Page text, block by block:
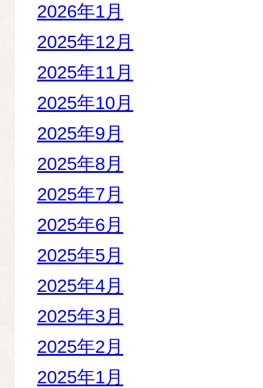
2026年1月
2025年12月
2025年11月
2025年10月
2025年9月
2025年8月
2025年7月
2025年6月
2025年5月
2025年4月
2025年3月
2025年2月
2025年1月